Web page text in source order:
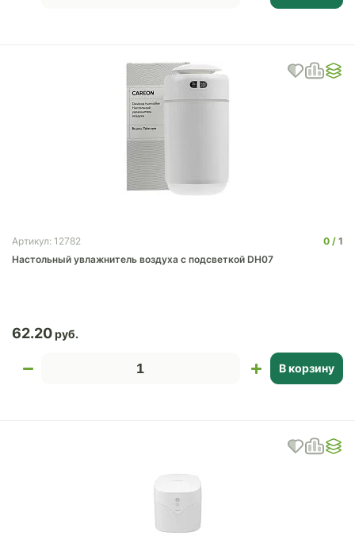
Артикул: 12782 0
1
Настольный увлажнитель воздуха с подсветкой DH07
62.20
В корзину